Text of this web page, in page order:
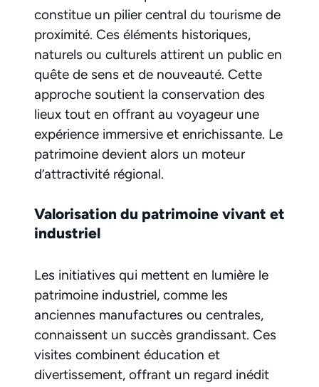
constitue un pilier central du tourisme de
proximité. Ces éléments historiques,
naturels ou culturels attirent un public en
quête de sens et de nouveauté. Cette
approche soutient la conservation des
lieux tout en offrant au voyageur une
expérience immersive et enrichissante. Le
patrimoine devient alors un moteur
d’attractivité régional.
Valorisation du patrimoine vivant et
industriel
Les initiatives qui mettent en lumière le
patrimoine industriel, comme les
anciennes manufactures ou centrales,
connaissent un succès grandissant. Ces
visites combinent éducation et
divertissement, offrant un regard inédit